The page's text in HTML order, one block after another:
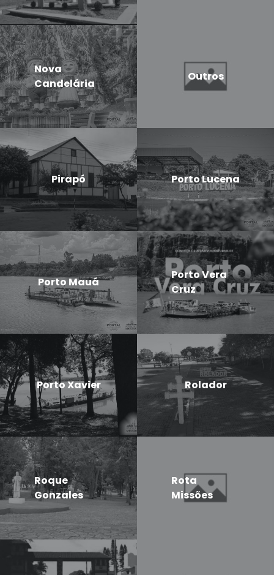
Nova
Candelária
Outros
Pirapó Porto Lucena
Porto Mauá
Porto Vera
Cruz
Porto Xavier Rolador
Roque
Gonzales
Rota
Missões